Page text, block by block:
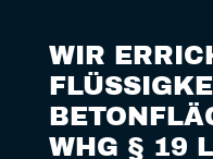
WIR
WHG § 19